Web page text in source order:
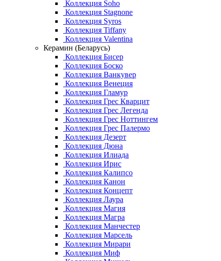
Коллекция Soho
Коллекция Stagnone
Коллекция Syros
Коллекция Tiffany
Коллекция Valentina
Керамин (Беларусь)
Коллекция Бисер
Коллекция Боско
Коллекция Ванкувер
Коллекция Венеция
Коллекция Гламур
Коллекция Грес Кварцит
Коллекция Грес Легенда
Коллекция Грес Ноттингем
Коллекция Грес Палермо
Коллекция Дезерт
Коллекция Дюна
Коллекция Илиада
Коллекция Ирис
Коллекция Калипсо
Коллекция Канон
Коллекция Концепт
Коллекция Лаура
Коллекция Магия
Коллекция Магра
Коллекция Манчестер
Коллекция Марсель
Коллекция Мирари
Коллекция Миф